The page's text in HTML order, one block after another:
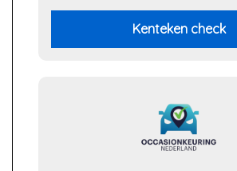
Kenteken check